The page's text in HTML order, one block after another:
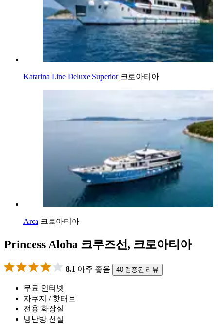
Katarina Line Deluxe Superior 크로아티아
Arca 크로아티아
Princess Aloha 크루즈선, 크로아티아
8.1 아주 좋음 40 검증된 리뷰
무료 인터넷
자쿠지 / 핫터브
전용 화장실
냉난방 선실